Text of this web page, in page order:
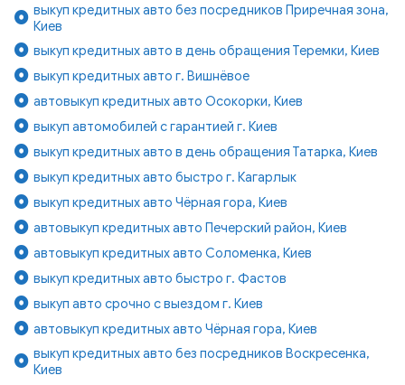
выкуп кредитных авто без посредников Приречная зона,
Киев
выкуп кредитных авто в день обращения Теремки, Киев
выкуп кредитных авто г. Вишнёвое
автовыкуп кредитных авто Осокорки, Киев
выкуп автомобилей с гарантией г. Киев
выкуп кредитных авто в день обращения Татарка, Киев
выкуп кредитных авто быстро г. Кагарлык
выкуп кредитных авто Чёрная гора, Киев
автовыкуп кредитных авто Печерский район, Киев
автовыкуп кредитных авто Соломенка, Киев
выкуп кредитных авто быстро г. Фастов
выкуп авто срочно с выездом г. Киев
автовыкуп кредитных авто Чёрная гора, Киев
выкуп кредитных авто без посредников Воскресенка,
Киев